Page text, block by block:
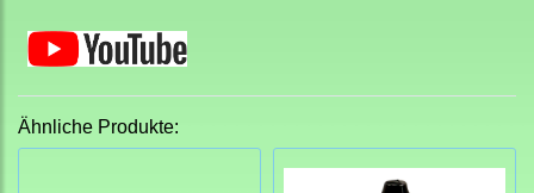
Ähnliche Produkte: